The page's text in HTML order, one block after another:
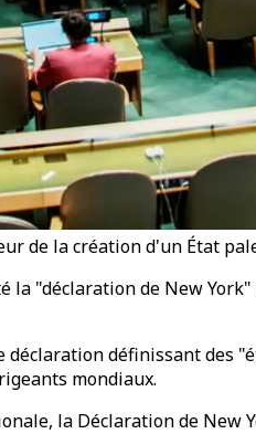
de la création d'un État
la "déclaration de New
définissant des
mondiaux.
la Déclaration de New